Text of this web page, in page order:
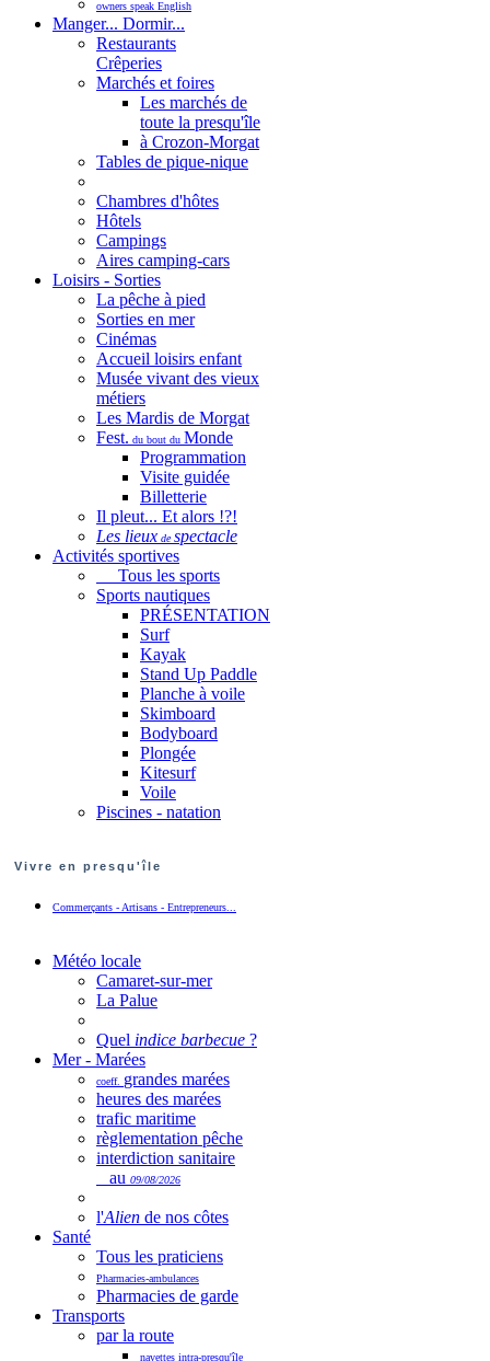
owners speak English
Manger... Dormir...
Restaurants
Crêperies
Marchés et foires
Les marchés de
toute la presqu'île
à Crozon-Morgat
Tables de pique-nique
Chambres d'hôtes
Hôtels
Campings
Aires camping-cars
Loisirs - Sorties
La pêche à pied
Sorties en mer
Cinémas
Accueil loisirs enfant
Musée vivant des vieux
métiers
Les Mardis de Morgat
Fest. du bout du Monde
Programmation
Visite guidée
Billetterie
Il pleut... Et alors !?!
Les lieux despectacle
Activités sportives
Tous les sports
Sports nautiques
PRÉSENTATION
Surf
Kayak
Stand Up Paddle
Planche à voile
Skimboard
Bodyboard
Plongée
Kitesurf
Voile
Piscines - natation
Vivre en presqu'île
Commerçants - Artisans - Entrepreneurs...
Météo locale
Camaret-sur-mer
La Palue
Quel indice barbecue ?
Mer - Marées
coeff. grandes marées
heures des marées
trafic maritime
règlementation pêche
interdiction sanitaire
au 09/08/2026
l'Alien de nos côtes
Santé
Tous les praticiens
Pharmacies-ambulances
Pharmacies de garde
Transports
par la route
navettes intra-presqu'île